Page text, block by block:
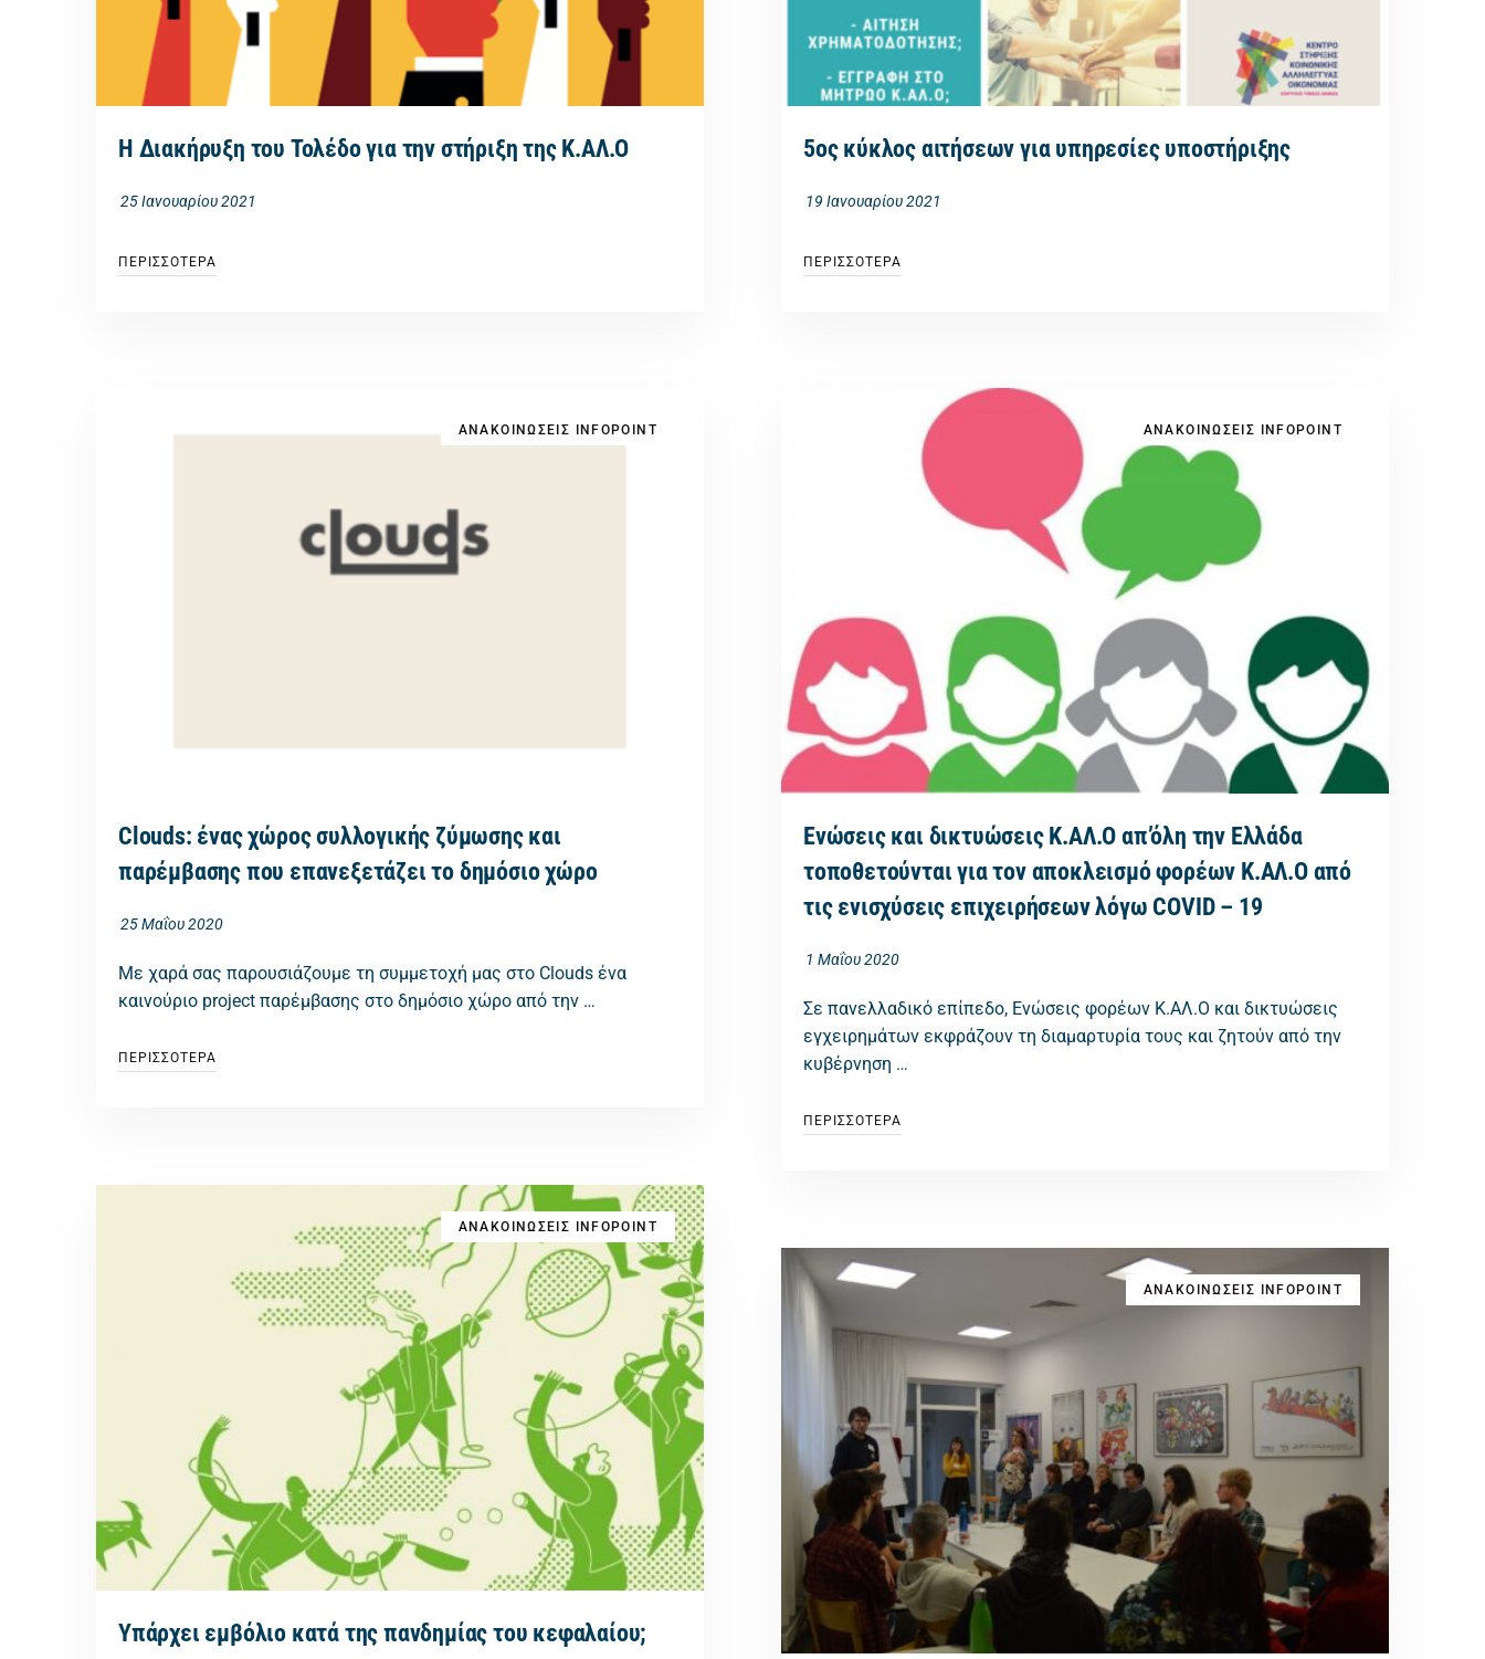
Η Διακήρυξη του Τολέδο για την στήριξη της Κ.ΑΛ.Ο
25 Ιανουαρίου 2021
ΠΕΡΙΣΣΟΤΕΡΑ
5ος κύκλος αιτήσεων για υπηρεσίες υποστήριξης
19 Ιανουαρίου 2021
ΠΕΡΙΣΣΟΤΕΡΑ
ΑΝΑΚΟΙΝΩΣΕΙΣ INFOPOINT
Clouds: ένας χώρος συλλογικής ζύμωσης και
παρέμβασης που επανεξετάζει το δημόσιο χώρο
25 Μαΐου 2020
Με χαρά σας παρουσιάζουμε τη συμμετοχή μας στο Clouds ένα
καινούριο project παρέμβασης στο δημόσιο χώρο από την …
ΠΕΡΙΣΣΟΤΕΡΑ
ΑΝΑΚΟΙΝΩΣΕΙΣ INFOPOINT
Ενώσεις και δικτυώσεις Κ.ΑΛ.Ο απ’όλη την Ελλάδα
τοποθετούνται για τον αποκλεισμό φορέων Κ.ΑΛ.Ο από
τις ενισχύσεις επιχειρήσεων λόγω COVID – 19
1 Μαΐου 2020
Σε πανελλαδικό επίπεδο, Ενώσεις φορέων Κ.ΑΛ.Ο και δικτυώσεις
εγχειρημάτων εκφράζουν τη διαμαρτυρία τους και ζητούν από την
κυβέρνηση …
ΠΕΡΙΣΣΟΤΕΡΑ
ΑΝΑΚΟΙΝΩΣΕΙΣ INFOPOINT
Υπάρχει εμβόλιο κατά της πανδημίας του κεφαλαίου;
ΑΝΑΚΟΙΝΩΣΕΙΣ INFOPOINT